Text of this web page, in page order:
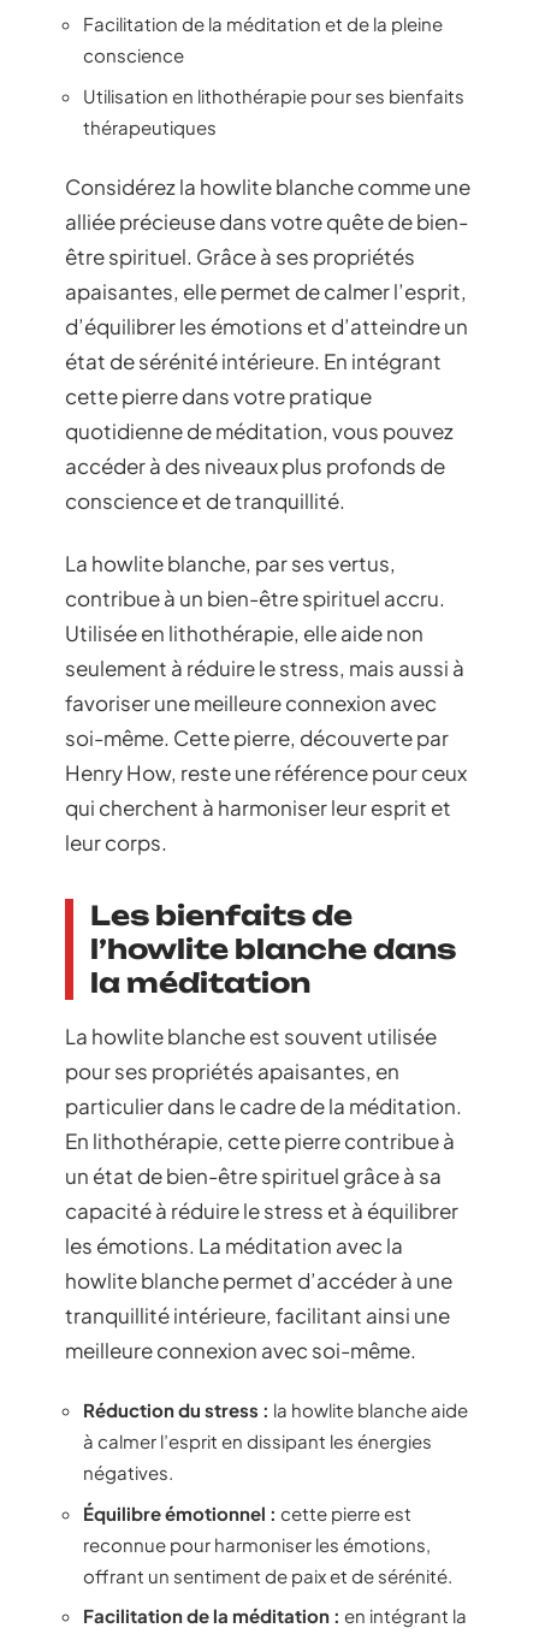
Facilitation de la méditation et de la pleine
conscience
Utilisation en lithothérapie pour ses bienfaits
thérapeutiques
Considérez la howlite blanche comme une
alliée précieuse dans votre quête de bien-
être spirituel. Grâce à ses propriétés
apaisantes, elle permet de calmer l’esprit,
d’équilibrer les émotions et d’atteindre un
état de sérénité intérieure. En intégrant
cette pierre dans votre pratique
quotidienne de méditation, vous pouvez
accéder à des niveaux plus profonds de
conscience et de tranquillité.
La howlite blanche, par ses vertus,
contribue à un bien-être spirituel accru.
Utilisée en lithothérapie, elle aide non
seulement à réduire le stress, mais aussi à
favoriser une meilleure connexion avec
soi-même. Cette pierre, découverte par
Henry How, reste une référence pour ceux
qui cherchent à harmoniser leur esprit et
leur corps.
Les bienfaits de
l’howlite blanche dans
la méditation
La howlite blanche est souvent utilisée
pour ses propriétés apaisantes, en
particulier dans le cadre de la méditation.
En lithothérapie, cette pierre contribue à
un état de bien-être spirituel grâce à sa
capacité à réduire le stress et à équilibrer
les émotions. La méditation avec la
howlite blanche permet d’accéder à une
tranquillité intérieure, facilitant ainsi une
meilleure connexion avec soi-même.
Réduction du stress : la howlite blanche aide
à calmer l’esprit en dissipant les énergies
négatives.
Équilibre émotionnel : cette pierre est
reconnue pour harmoniser les émotions,
offrant un sentiment de paix et de sérénité.
Facilitation de la méditation : en intégrant la